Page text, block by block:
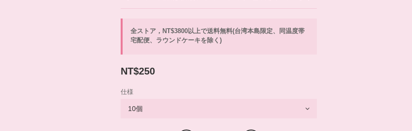
全ストア，NT$3800以上で送料無料(台湾本島限定、同温度帯
宅配便、ラウンドケーキを除く)
NT$250
仕様